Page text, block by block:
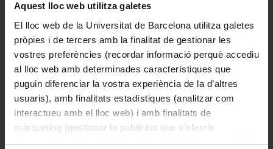
Aquest lloc web utilitza galetes
El lloc web de la Universitat de Barcelona utilitza galetes
pròpies i de tercers amb la finalitat de gestionar les
vostres preferències (recordar informació perquè accediu
al lloc web amb determinades característiques que
puguin diferenciar la vostra experiència de la d’altres
usuaris), amb finalitats estadístiques (analitzar com
interactueu amb el lloc web) i amb finalitats de
màrqueting (gestionar la publicitat que s’ofereix
adequant-la en funció dels vostres hàbits de navegació).
— Vehículo propio o taxi: el Hospital dispone de parada
regular de taxis y de aparcamiento
— Transporte público: autobús (L1, L10) y metro (Hospital
de Bellvitge - L1)
Compartir:
Departamentos